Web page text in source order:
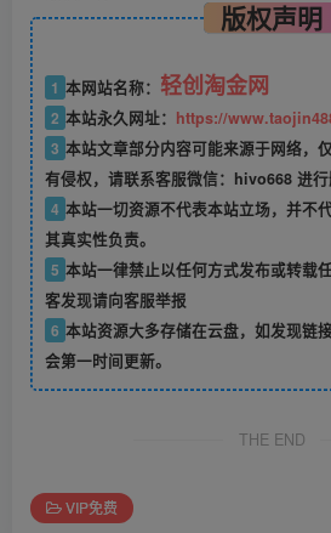
版权声明
1 本网站名称： 轻创淘金网
2 本站永久网址： https://
3 本站文章部分内容可能来源于网络，
有侵权，请联系客服微信：hivo668 进行
4 本站一切资源不代表本站立场，并不
其真实性负责。
5 本站一律禁止以任何方式发布或转载
客发现请向客服举报
6 本站资源大多存储在云盘，如发现链
会第一时间更新。
THE END
VIP免费